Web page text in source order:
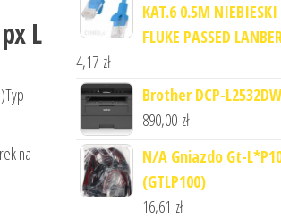
L
na
KAT.6 0.5M NIEBIESKI
FLUKE PASSED
4,17 zł
Brother DCP-L2532DW
890,00 zł
N/A Gniazdo Gt-
(GTLP100)
16,61 zł